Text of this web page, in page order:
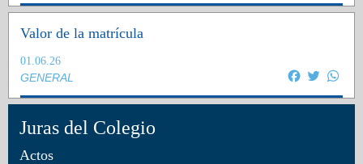
Valor de la matrícula
01.06.26
GENERAL Facebook
Twitter
Juras del Colegio
Actos